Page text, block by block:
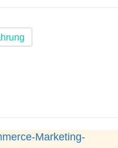
Marketing-